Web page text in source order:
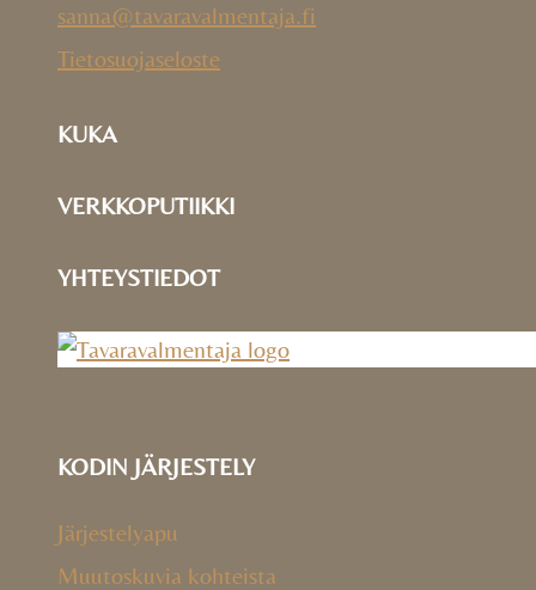
sanna@tavaravalmentaja.fi
Tietosuojaseloste
KUKA
VERKKOPUTIIKKI
YHTEYSTIEDOT
KODIN JÄRJESTELY
Järjestelyapu
Muutoskuvia kohteista